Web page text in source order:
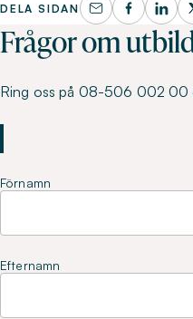
DELA SIDAN
Frågor om
Ring oss på 08-506 002 00
Förnamn
Efternamn